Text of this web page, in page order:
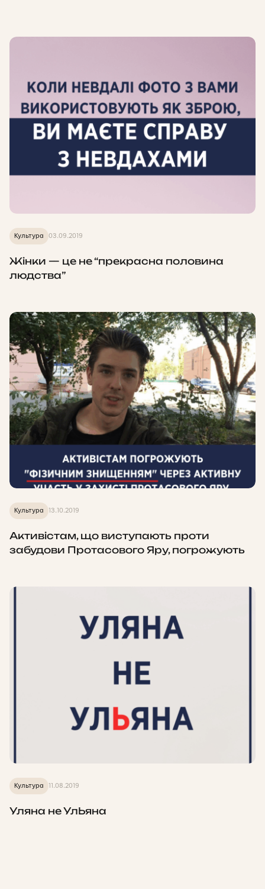
Культура 03.09.2019
Жінки — це не “прекрасна половина
людства”
Культура 13.10.2019
Активістам, що виступають проти
забудови Протасового Яру, погрожують
Культура 11.08.2019
Уляна не УлЬяна